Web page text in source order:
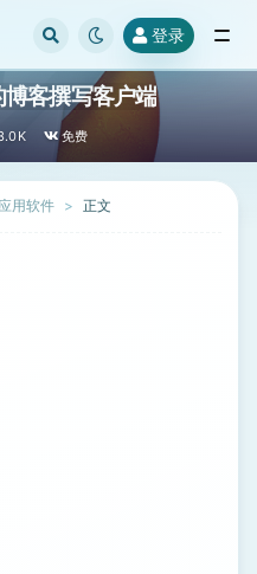
登录
客撰写客户端
免费
应用软件 正文